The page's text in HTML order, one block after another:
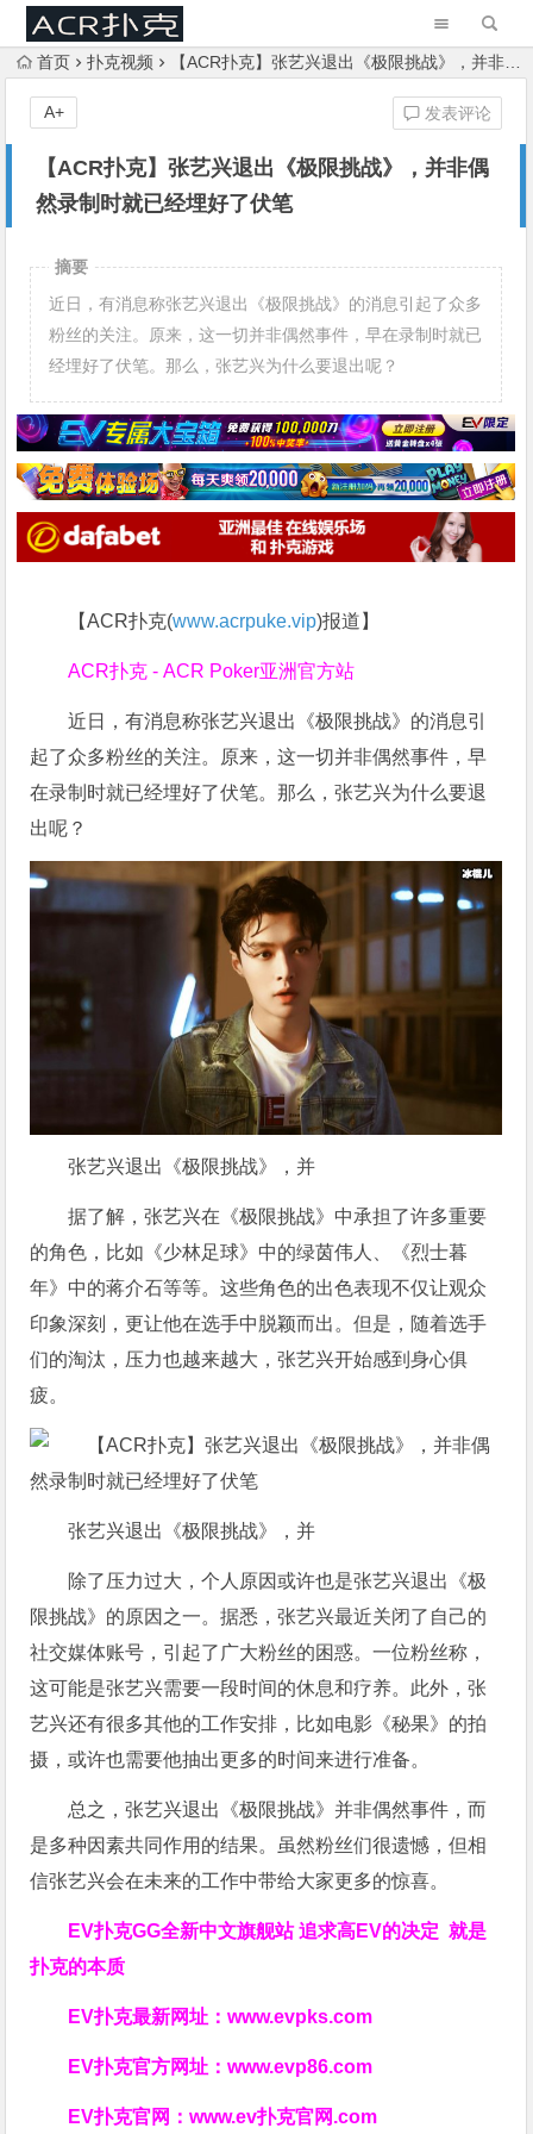
首页 扑克视频 【ACR扑克】张艺兴退出《极限挑战》，并非偶然录制时就已经埋好了伏笔
【ACR扑克】张艺兴退出《极限挑战》，并非偶
然录制时就已经埋好了伏笔
发表评论
A+
摘要
近日，有消息称张艺兴退出《极限挑战》的消息引起了众多
粉丝的关注。原来，这一切并非偶然事件，早在录制时就已
经埋好了伏笔。那么，张艺兴为什么要退出呢？
【ACR扑克(www.acrpuke.vip)报道】
ACR扑克 - ACR Poker亚洲官方站
近日，有消息称张艺兴退出《极限挑战》的消息引
起了众多粉丝的关注。原来，这一切并非偶然事件，早
在录制时就已经埋好了伏笔。那么，张艺兴为什么要退
出呢？
张艺兴退出《极限挑战》，并
据了解，张艺兴在《极限挑战》中承担了许多重要
的角色，比如《少林足球》中的绿茵伟人、《烈士暮
年》中的蒋介石等等。这些角色的出色表现不仅让观众
印象深刻，更让他在选手中脱颖而出。但是，随着选手
们的淘汰，压力也越来越大，张艺兴开始感到身心俱
疲。
张艺兴退出《极限挑战》，并
除了压力过大，个人原因或许也是张艺兴退出《极
限挑战》的原因之一。据悉，张艺兴最近关闭了自己的
社交媒体账号，引起了广大粉丝的困惑。一位粉丝称，
这可能是张艺兴需要一段时间的休息和疗养。此外，张
艺兴还有很多其他的工作安排，比如电影《秘果》的拍
摄，或许也需要他抽出更多的时间来进行准备。
总之，张艺兴退出《极限挑战》并非偶然事件，而
是多种因素共同作用的结果。虽然粉丝们很遗憾，但相
信张艺兴会在未来的工作中带给大家更多的惊喜。
EV扑克GG全新中文旗舰站追求高EV的决定就是
扑克的本质
EV扑克最新网址：www.evpks.com
EV扑克官方网址：www.evp86.com
EV扑克官网：www.ev扑克官网.com